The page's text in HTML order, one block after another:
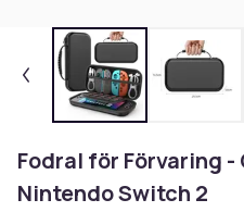
Fodral för Förvaring
Nintendo Switch 2